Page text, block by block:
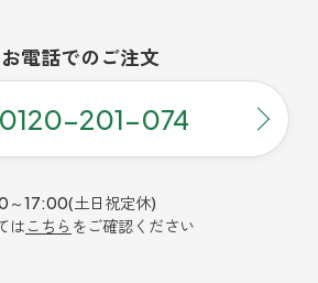
お電話でのご注文
201-074
～17:00(土日祝定休)
は こちら をご確認ください